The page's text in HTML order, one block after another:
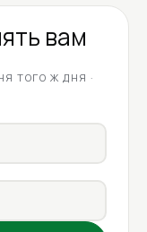
вам
ТОГО Ж ДНЯ ·